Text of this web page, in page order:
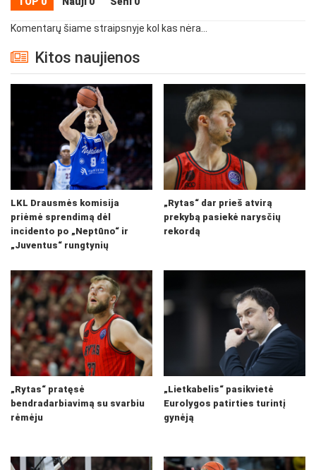
Komentarų šiame straipsnyje kol kas nėra...
Kitos naujienos
LKL Drausmės komisija
priėmė sprendimą dėl
incidento po „Neptūno“ ir
„Juventus“ rungtynių
„Rytas“ dar prieš atvirą
prekybą pasiekė narysčių
rekordą
„Rytas“ pratęsė
bendradarbiavimą su svarbiu
rėmėju
„Lietkabelis“ pasikvietė
Eurolygos patirties turintį
gynėją